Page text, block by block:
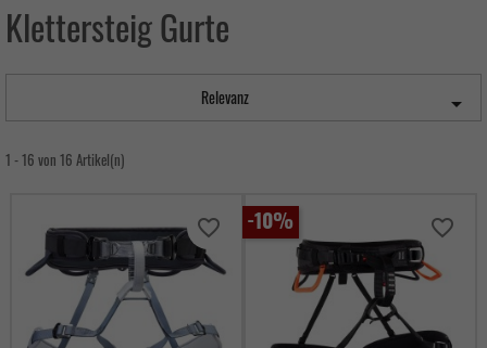
Klettersteig Gurte
Relevanz 
1 - 16 von 16 Artikel(n)
favorite_border -10% favorite_border